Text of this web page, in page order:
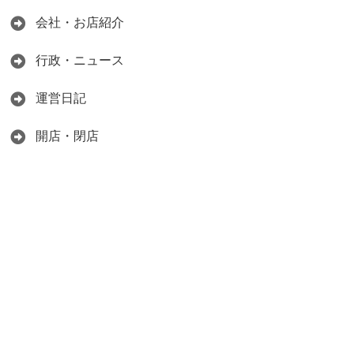
会社・お店紹介
行政・ニュース
運営日記
開店・閉店